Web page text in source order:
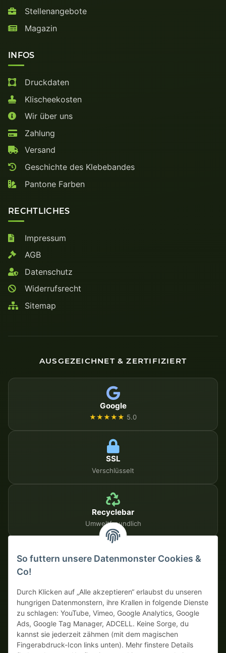
Stellenangebote
Magazin
INFOS
Druckdaten
Klischeekosten
Wir über uns
Zahlung
Versand
Geschichte des Klebebandes
Pantone Farben
RECHTLICHES
Impressum
AGB
Datenschutz
Widerrufsrecht
Sitemap
AUSGEZEICHNET & ZERTIFIZIERT
Google
★★★★★ 5.0
SSL
Verschlüsselt
Recyclebar
Umweltfreundlich
SICHERE ZAHLUNGSMETHODEN
So futtern unsere Datenmonster Cookies &
Co!
Durch Klicken auf „Alle akzeptieren“ erlaubst du unseren
hungrigen Datenmonstern, ihre Krallen in folgende Dienste
zu schlagen: YouTube, Vimeo, Google Analytics, Google
Ads, Google Tag Manager, ADCELL. Keine Sorge, du
kannst sie jederzeit zähmen (mit dem magischen
Fingerabdruck-Icon links unten). Mehr finstere Details
Dein WhatsApp-Tor zur
Monster Service Team
von tapemonster.de